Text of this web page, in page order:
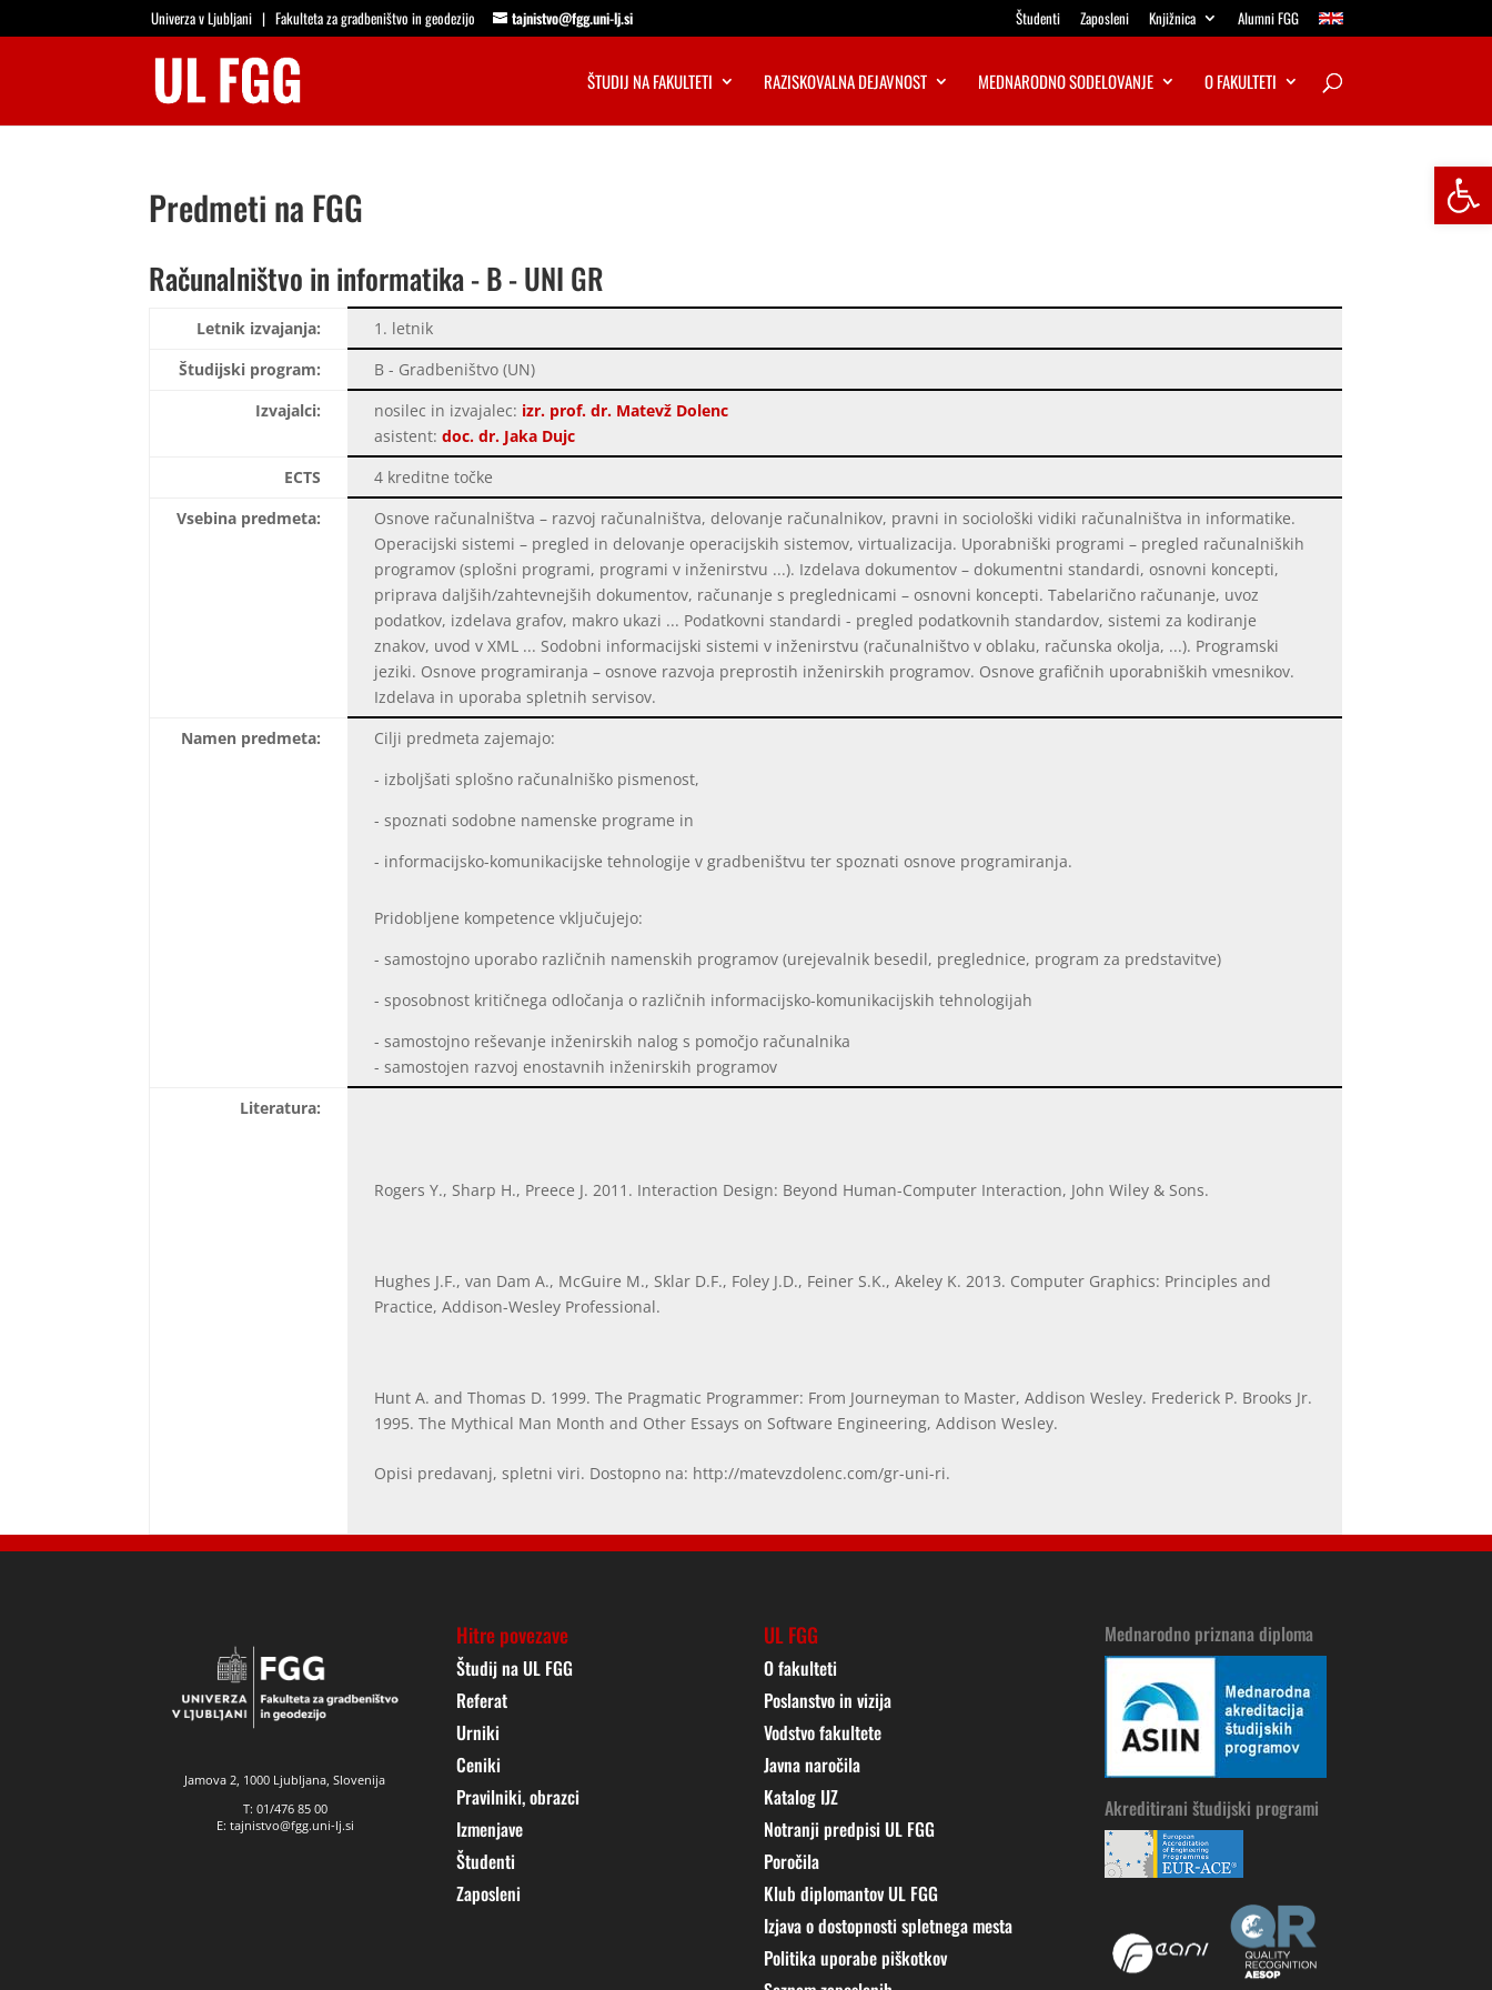
Univerza v Ljubljani |Fakulteta za gradbeništvo in geodezijo tajnistvo@fgg.uni-lj.si Študenti Zaposleni Knjižnica Alumni FGG
ŠTUDIJ NA FAKULTETI RAZISKOVALNA DEJAVNOST MEDNARODNO SODELOVANJE O FAKULTETI
Predmeti na FGG
Računalništvo in informatika - B - UNI GR
Letnik izvajanja:
1. letnik
Študijski program:
B - Gradbeništvo (UN)
Izvajalci:
nosilec in izvajalec: izr. prof. dr. Matevž Dolenc
asistent:doc. dr. Jaka Dujc
ECTS
4 kreditne točke
Vsebina predmeta:
Osnove računalništva – razvoj računalništva, delovanje računalnikov, pravni in sociološki vidiki računalništva in informatike.
Operacijski sistemi – pregled in delovanje operacijskih sistemov, virtualizacija. Uporabniški programi – pregled računalniških
programov (splošni programi, programi v inženirstvu ...). Izdelava dokumentov – dokumentni standardi, osnovni koncepti,
priprava daljših/zahtevnejših dokumentov, računanje s preglednicami – osnovni koncepti. Tabelarično računanje, uvoz
podatkov, izdelava grafov, makro ukazi ... Podatkovni standardi - pregled podatkovnih standardov, sistemi za kodiranje
znakov, uvod v XML ... Sodobni informacijski sistemi v inženirstvu (računalništvo v oblaku, računska okolja, ...). Programski
jeziki. Osnove programiranja – osnove razvoja preprostih inženirskih programov. Osnove grafičnih uporabniških vmesnikov.
Izdelava in uporaba spletnih servisov.
Namen predmeta:
Cilji predmeta zajemajo:
- izboljšati splošno računalniško pismenost,
- spoznati sodobne namenske programe in
- informacijsko-komunikacijske tehnologije v gradbeništvu ter spoznati osnove programiranja.
Pridobljene kompetence vključujejo:
- samostojno uporabo različnih namenskih programov (urejevalnik besedil, preglednice, program za predstavitve)
- sposobnost kritičnega odločanja o različnih informacijsko-komunikacijskih tehnologijah
- samostojno reševanje inženirskih nalog s pomočjo računalnika
- samostojen razvoj enostavnih inženirskih programov
Literatura:
Rogers Y., Sharp H., Preece J. 2011. Interaction Design: Beyond Human-Computer Interaction, John Wiley & Sons.
Hughes J.F., van Dam A., McGuire M., Sklar D.F., Foley J.D., Feiner S.K., Akeley K. 2013. Computer Graphics: Principles and
Practice, Addison-Wesley Professional.
Hunt A. and Thomas D. 1999. The Pragmatic Programmer: From Journeyman to Master, Addison Wesley. Frederick P. Brooks Jr.
1995. The Mythical Man Month and Other Essays on Software Engineering, Addison Wesley.
Opisi predavanj, spletni viri. Dostopno na: http://matevzdolenc.com/gr-uni-ri.
Jamova 2, 1000 Ljubljana, Slovenija
T: 01/476 85 00
E: tajnistvo@fgg.uni-lj.si
Hitre povezave
Študij na UL FGG
Referat
Urniki
Ceniki
Pravilniki, obrazci
Izmenjave
Študenti
Zaposleni
UL FGG
O fakulteti
Poslanstvo in vizija
Vodstvo fakultete
Javna naročila
Katalog IJZ
Notranji predpisi UL FGG
Poročila
Klub diplomantov UL FGG
Izjava o dostopnosti spletnega mesta
Politika uporabe piškotkov
Mednarodno priznana diploma
Akreditirani študijski programi